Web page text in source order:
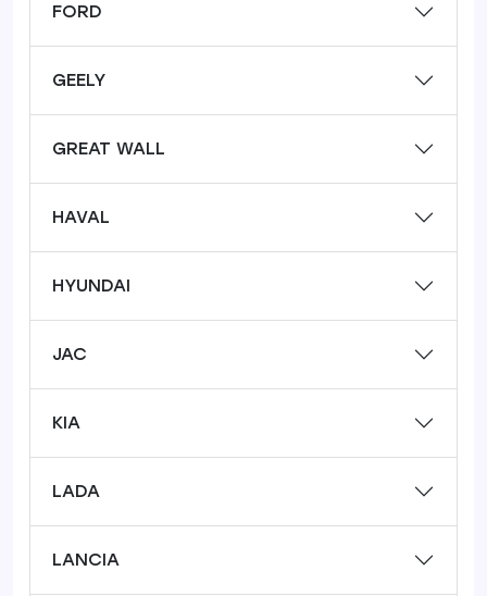
FORD
GEELY
GREAT WALL
HAVAL
HYUNDAI
JAC
KIA
LADA
LANCIA